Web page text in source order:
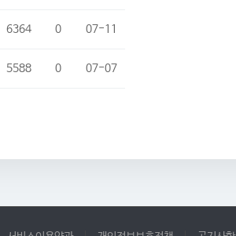
6364 0 07-11
5588 0 07-07